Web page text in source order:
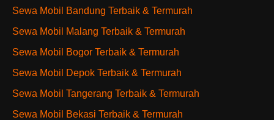
Sewa Mobil Bandung Terbaik & Termurah
Sewa Mobil Malang Terbaik & Termurah
Sewa Mobil Bogor Terbaik & Termurah
Sewa Mobil Depok Terbaik & Termurah
Sewa Mobil Tangerang Terbaik & Termurah
Sewa Mobil Bekasi Terbaik & Termurah